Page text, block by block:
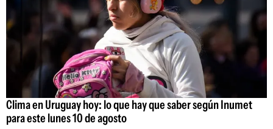
Clima en Uruguay hoy: lo que hay que saber según Inumet
para este lunes 10 de agosto